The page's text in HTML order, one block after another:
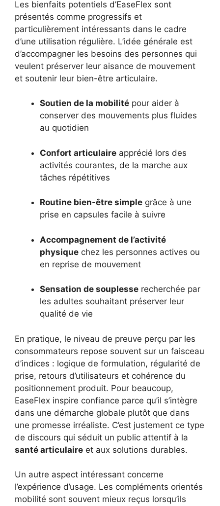
Les bienfaits potentiels d’EaseFlex sont
présentés comme progressifs et
particulièrement intéressants dans le cadre
d’une utilisation régulière. L’idée générale est
d’accompagner les besoins des personnes qui
veulent préserver leur aisance de mouvement
et soutenir leur bien-être articulaire.
Soutien de la mobilité pour aider à
conserver des mouvements plus fluides
au quotidien
Confort articulaire apprécié lors des
activités courantes, de la marche aux
tâches répétitives
Routine bien-être simple grâce à une
prise en capsules facile à suivre
Accompagnement de l’activité
physique chez les personnes actives ou
en reprise de mouvement
Sensation de souplesse recherchée par
les adultes souhaitant préserver leur
qualité de vie
En pratique, le niveau de preuve perçu par les
consommateurs repose souvent sur un faisceau
d’indices : logique de formulation, régularité de
prise, retours d’utilisateurs et cohérence du
positionnement produit. Pour beaucoup,
EaseFlex inspire confiance parce qu’il s’intègre
dans une démarche globale plutôt que dans
une promesse irréaliste. C’est justement ce type
de discours qui séduit un public attentif à la
santé articulaire et aux solutions durables.
Un autre aspect intéressant concerne
l’expérience d’usage. Les compléments orientés
mobilité sont souvent mieux reçus lorsqu’ils